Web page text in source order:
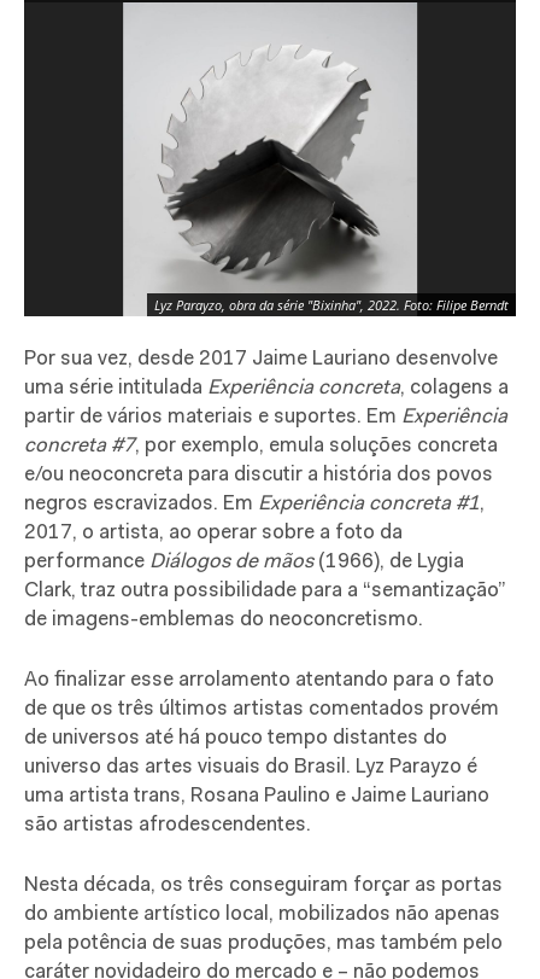
Lyz Parayzo, obra da série "Bixinha", 2022. Foto: Filipe Berndt
Por sua vez, desde 2017 Jaime Lauriano desenvolve
uma série intitulada Experiência concreta, colagens a
partir de vários materiais e suportes. Em Experiência
concreta #7, por exemplo, emula soluções concreta
e/ou neoconcreta para discutir a história dos povos
negros escravizados. Em Experiência concreta #1,
2017, o artista, ao operar sobre a foto da
performance Diálogos de mãos(1966), de Lygia
Clark, traz outra possibilidade para a “semantização”
de imagens-emblemas do neoconcretismo.
Ao finalizar esse arrolamento atentando para o fato
de que os três últimos artistas comentados provém
de universos até há pouco tempo distantes do
universo das artes visuais do Brasil. Lyz Parayzo é
uma artista trans, Rosana Paulino e Jaime Lauriano
são artistas afrodescendentes.
Nesta década, os três conseguiram forçar as portas
do ambiente artístico local, mobilizados não apenas
pela potência de suas produções, mas também pelo
caráter novidadeiro do mercado e – não podemos